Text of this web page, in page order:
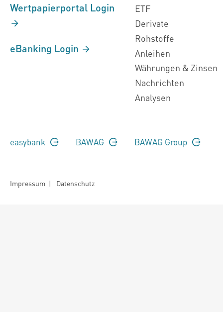
Wertpapierportal Login
eBanking Login
ETF
Derivate
Rohstoffe
Anleihen
Währungen & Zinsen
Nachrichten
Analysen
easybank BAWAG BAWAG Group
Impressum | Datenschutz